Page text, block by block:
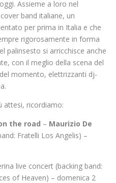
Assieme a loro nel
band italiane, un
per prima in Italia e che
rigorosamente in forma
palinsesto si arricchisce anche
con il meglio della scena del
momento, elettrizzanti dj-
attesi, ricordiamo:
the road – Maurizio De
Fratelli Los Angelis) –
live concert (backing band:
of Heaven) – domenica 2